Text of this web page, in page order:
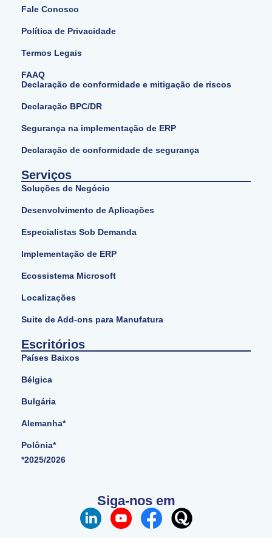
Fale Conosco
Política de Privacidade
Termos Legais
FAAQ
Declaração de conformidade e mitigação de riscos
Declaração BPC/DR
Segurança na implementação de ERP
Declaração de conformidade de segurança
Serviços
Soluções de Negócio
Desenvolvimento de Aplicações
Especialistas Sob Demanda
Implementação de ERP
Ecossistema Microsoft
Localizações
Suite de Add-ons para Manufatura
Escritórios
Países Baixos
Bélgica
Bulgária
Alemanha*
Polônia*
*2025/2026
Siga-nos em